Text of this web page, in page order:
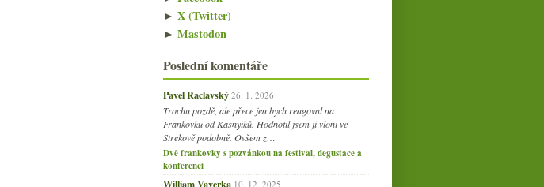
► X (Twitter)
► Mastodon
Poslední komentáře
Pavel Raclavský 26. 1. 2026
Trochu pozdě, ale přece jen bych reagoval na
Frankovku od Kasnyiků. Hodnotil jsem ji vloni ve
Strekově podobně. Ovšem z…
Dvě frankovky s pozvánkou na festival, degustace a
konferenci
William Vaverka 10. 12. 2025